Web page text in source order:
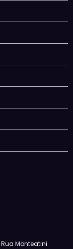
Monteatini